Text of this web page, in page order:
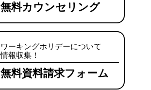
無料カウンセリング
無料資料請求フォーム
ワーキングホリデーについて
情報収集！